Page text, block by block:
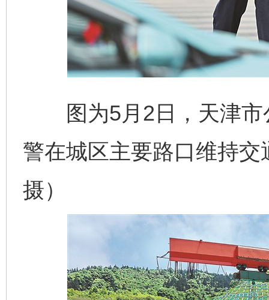
图为5月2日，天津市
警在城区主要路口维持
摄）